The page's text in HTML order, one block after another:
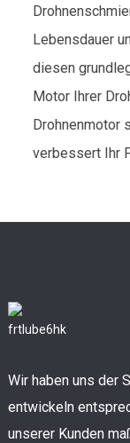
Lebensdauer
diesen
Motor Ihrer
Drohnenmotor
verbessert Ihr
Wir haben uns der
entwickeln
unserer Kunden